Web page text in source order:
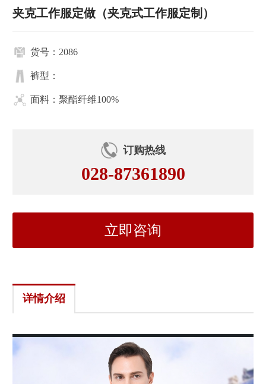
夹克工作服定做（夹克式工作服定制）
货号：2086
裤型：
面料：聚酯纤维100%
订购热线
028-87361890
立即咨询
详情介绍